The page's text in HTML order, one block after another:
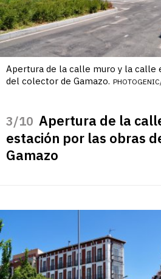
Apertura de la calle muro y la calle
del colector de Gamazo.
/10 Apertura de la
estación por las obras
Gamazo